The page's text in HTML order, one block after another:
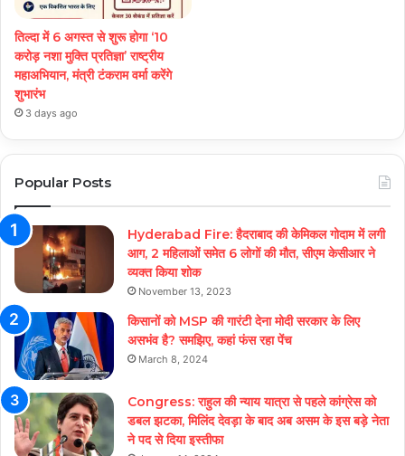
तिल्दा में 6 अगस्त से शुरू होगा ‘10
करोड़ नशा मुक्ति प्रतिज्ञा’ राष्ट्रीय
महाअभियान, मंत्री टंकराम वर्मा करेंगे
शुभारंभ
3 days ago
Popular Posts
Hyderabad Fire: हैदराबाद की केमिकल गोदाम में लगी
आग, 2 महिलाओं समेत 6 लोगों की मौत, सीएम केसीआर ने
व्यक्त किया शोक
November 13, 2023
किसानों को MSP की गारंटी देना मोदी सरकार के लिए
असभंव है? समझिए, कहां फंस रहा पेंच
March 8, 2024
Congress: राहुल की न्याय यात्रा से पहले कांग्रेस को
डबल झटका, मिलिंद देवड़ा के बाद अब असम के इस बड़े नेता
ने पद से दिया इस्तीफा